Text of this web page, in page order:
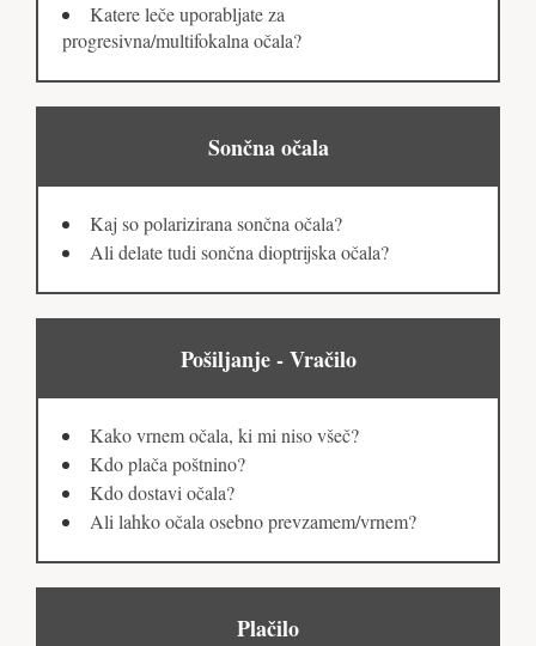
Katere leče uporabljate za
progresivna/multifokalna očala?
Sončna očala
Kaj so polarizirana sončna očala?
Ali delate tudi sončna dioptrijska očala?
Pošiljanje - Vračilo
Kako vrnem očala, ki mi niso všeč?
Kdo plača poštnino?
Kdo dostavi očala?
Ali lahko očala osebno prevzamem/vrnem?
Plačilo